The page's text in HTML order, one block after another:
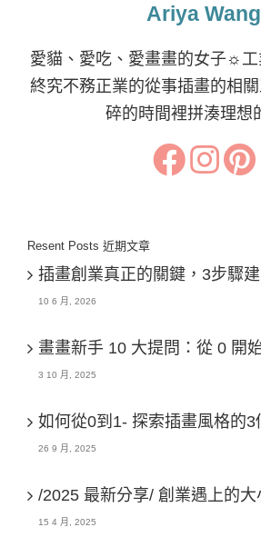
Ariya Wang
愛貓、愛吃、愛畫畫的女子☼
終究不務正業的從事插畫的相
碎的時間裡拼湊理想
Resent Posts 近期文章
插畫創業真正的關鍵，3步驟
10 6 月, 2026
畫畫新手 10 大提問：從 0 開
3 10 月, 2025
如何從0到1- 探索插畫風格的3
26 9 月, 2025
/2025 最新分享/ 創業遇上的
15 4 月, 2025